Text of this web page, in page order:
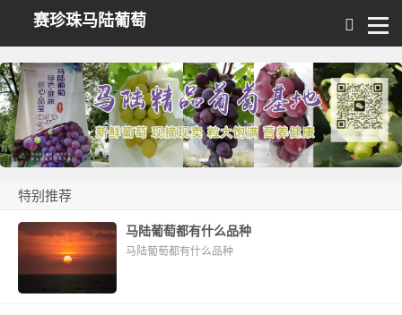
赛珍珠马陆葡萄
特别推荐
马陆葡萄都有什么品种
马陆葡萄都有什么品种